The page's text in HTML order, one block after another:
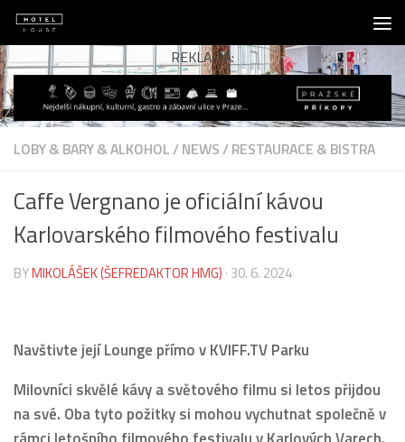
Skip to content
REKLAMA:
LOBY & BARY & ALKOHOL/NEWS/RESTAURACE & BISTRA
Caffe Vergnano je oficiální kávou
Karlovarského filmového festivalu
BYMIKOLÁŠEK (ŠEFREDAKTOR HMG) · 30. 6. 2024
Navštivte její Lounge přímo v KVIFF.TV Parku
Milovníci skvělé kávy a světového filmu si letos přijdou
na své. Oba tyto požitky si mohou vychutnat společně v